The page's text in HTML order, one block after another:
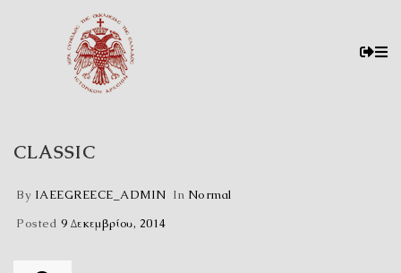
CLASSIC
By IAEEGREECE_ADMIN In Normal
Posted 9 Δεκεμβρίου, 2014